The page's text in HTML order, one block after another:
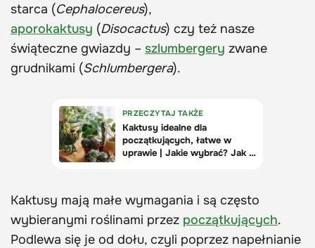
starca (Cephalocereus),
aporokaktusy (Disocactus) czy też nasze
świąteczne gwiazdy – szlumbergery zwane
grudnikami (Schlumbergera).
Kaktusy mają małe wymagania i są często
wybieranymi roślinami przez początkujących.
Podlewa się je od dołu, czyli poprzez napełnianie